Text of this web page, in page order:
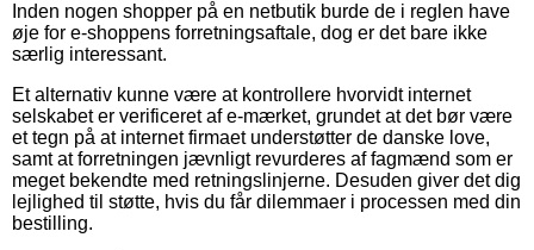
Inden nogen shopper på en netbutik burde de i reglen have
øje for e-shoppens forretningsaftale, dog er det bare ikke
særlig interessant.
Et alternativ kunne være at kontrollere hvorvidt internet
selskabet er verificeret af e-mærket, grundet at det bør være
et tegn på at internet firmaet understøtter de danske love,
samt at forretningen jævnligt revurderes af fagmænd som er
meget bekendte med retningslinjerne. Desuden giver det dig
lejlighed til støtte, hvis du får dilemmaer i processen med din
bestilling.